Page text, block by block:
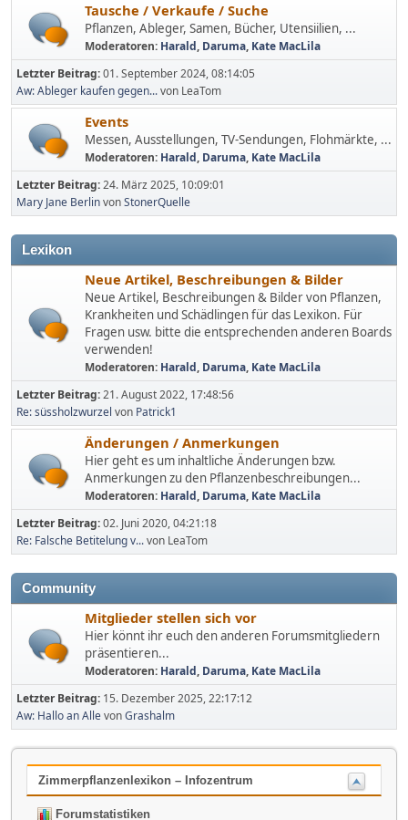
Tausche / Verkaufe / Suche
Pflanzen, Ableger, Samen, Bücher, Utensiilien, ...
Moderatoren: Harald, Daruma, Kate MacLila
Letzter Beitrag:01. September 2024, 08:14:05
Aw: Ableger kaufen gegen...von LeaTom
Events
Messen, Ausstellungen, TV-Sendungen, Flohmärkte, ...
Moderatoren: Harald, Daruma, Kate MacLila
Letzter Beitrag:24. März 2025, 10:09:01
Mary Jane BerlinvonStonerQuelle
Lexikon
Neue Artikel, Beschreibungen & Bilder
Neue Artikel, Beschreibungen & Bilder von Pflanzen,
Krankheiten und Schädlingen für das Lexikon. Für
Fragen usw. bitte die entsprechenden anderen Boards
verwenden!
Moderatoren: Harald, Daruma, Kate MacLila
Letzter Beitrag:21. August 2022, 17:48:56
Re: süssholzwurzel von Patrick1
Änderungen / Anmerkungen
Hier geht es um inhaltliche Änderungen bzw.
Anmerkungen zu den Pflanzenbeschreibungen...
Moderatoren: Harald, Daruma, Kate MacLila
Letzter Beitrag:02. Juni 2020, 04:21:18
Re: Falsche Betitelung v...von LeaTom
Community
Mitglieder stellen sich vor
Hier könnt ihr euch den anderen Forumsmitgliedern
präsentieren...
Moderatoren: Harald, Daruma, Kate MacLila
Letzter Beitrag: 15. Dezember 2025, 22:17:12
Aw: Hallo an AllevonGrashalm
Zimmerpflanzenlexikon – Infozentrum
Forumstatistiken